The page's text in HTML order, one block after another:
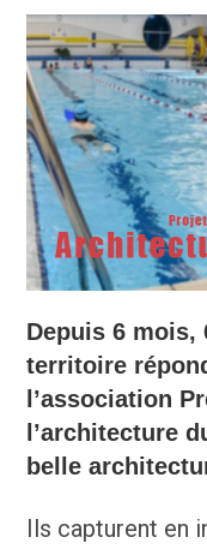
Depuis 6 mois,
territoire
l’association
l’architecture
belle
Ils capturent en